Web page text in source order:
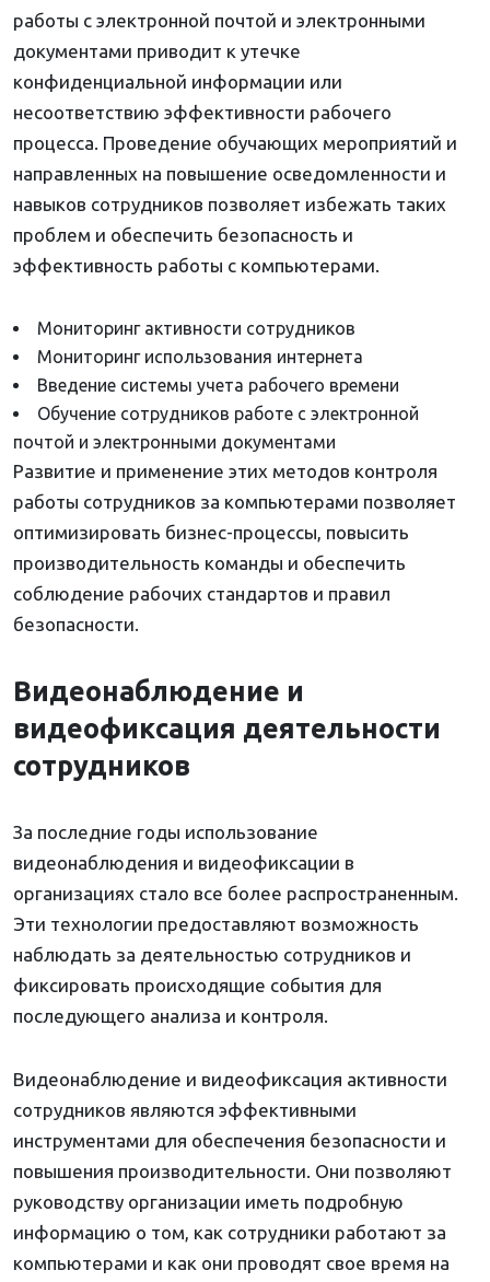
работы с электронной почтой и электронными
документами приводит к утечке
конфиденциальной информации или
несоответствию эффективности рабочего
процесса. Проведение обучающих мероприятий и
направленных на повышение осведомленности и
навыков сотрудников позволяет избежать таких
проблем и обеспечить безопасность и
эффективность работы с компьютерами.
Мониторинг активности сотрудников
Мониторинг использования интернета
Введение системы учета рабочего времени
Обучение сотрудников работе с электронной
почтой и электронными документами
Развитие и применение этих методов контроля
работы сотрудников за компьютерами позволяет
оптимизировать бизнес-процессы, повысить
производительность команды и обеспечить
соблюдение рабочих стандартов и правил
безопасности.
Видеонаблюдение и
видеофиксация деятельности
сотрудников
За последние годы использование
видеонаблюдения и видеофиксации в
организациях стало все более распространенным.
Эти технологии предоставляют возможность
наблюдать за деятельностью сотрудников и
фиксировать происходящие события для
последующего анализа и контроля.
Видеонаблюдение и видеофиксация активности
сотрудников являются эффективными
инструментами для обеспечения безопасности и
повышения производительности. Они позволяют
руководству организации иметь подробную
информацию о том, как сотрудники работают за
компьютерами и как они проводят свое время на